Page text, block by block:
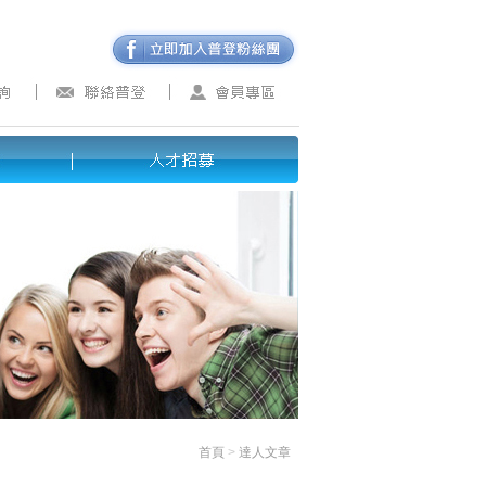
首頁 > 達人文章